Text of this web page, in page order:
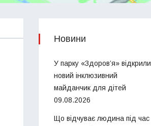
Новини
У парку «Здоров’я» відкрили
новий інклюзивний
майданчик для дітей
09.08.2026
Що відчуває людина під час